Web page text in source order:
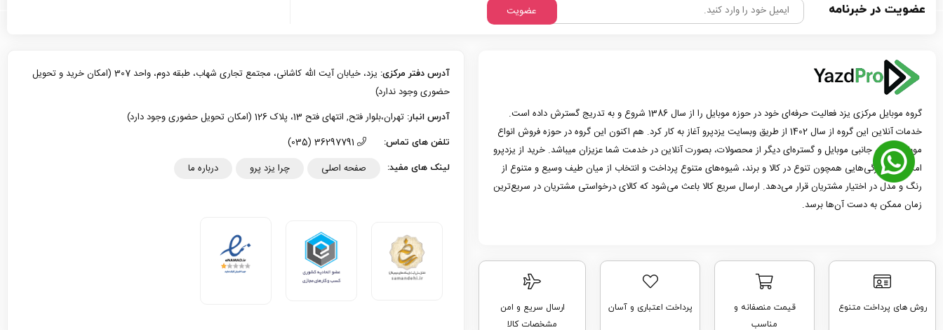
عضویت در خبرنامه عضویت
گروه موبایل مرکزی یزد فعالیت حرفه‌ای خود در حوزه موبایل را از سال 1386 شروع و به تدریج گسترش داده است.
خدمات آنلاین این گروه از سال 1402 از طریق وبسایت یزدپرو آغاز به کار کرد. هم اکنون این گروه در حوزه فروش انواع
موبایل، لوازم جانبی موبایل و گستره‌ای دیگر از محصولات، بصورت آنلاین در خدمت شما عزیزان میباشد. خرید از یزدپرو
امکانات و ویژگی‌هایی همچون تنوع در کالا و برند، شیوه‌های متنوع پرداخت و انتخاب از میان طیف وسیع و متنوع از
رنگ و مدل در اختیار مشتریان قرار می‌دهد. ارسال سریع کالا باعث می‌شود که کالای درخواستی مشتریان در سریع‌ترین
زمان ممکن به دست آن‌ها برسد.
روش های پرداخت متنوع
قیمت منصفانه و
مناسب
پرداخت اعتباری و آسان
ارسال سریع و امن
مشخصات کالا
آدرس دفتر مرکزی:
یزد، خیابان آیت الله کاشانی، مجتمع تجاری شهاب، طبقه دوم، واحد 307 (امکان خرید و تحویل
حضوری وجود ندارد)
آدرس انبار: تهران،بلوار فتح, انتهای فتح 13، پلاک 126 (امکان تحویل حضوری وجود دارد)
تلفن های تماس:
لینک های مفید: صفحه اصلی چرا یزد پرو درباره ما